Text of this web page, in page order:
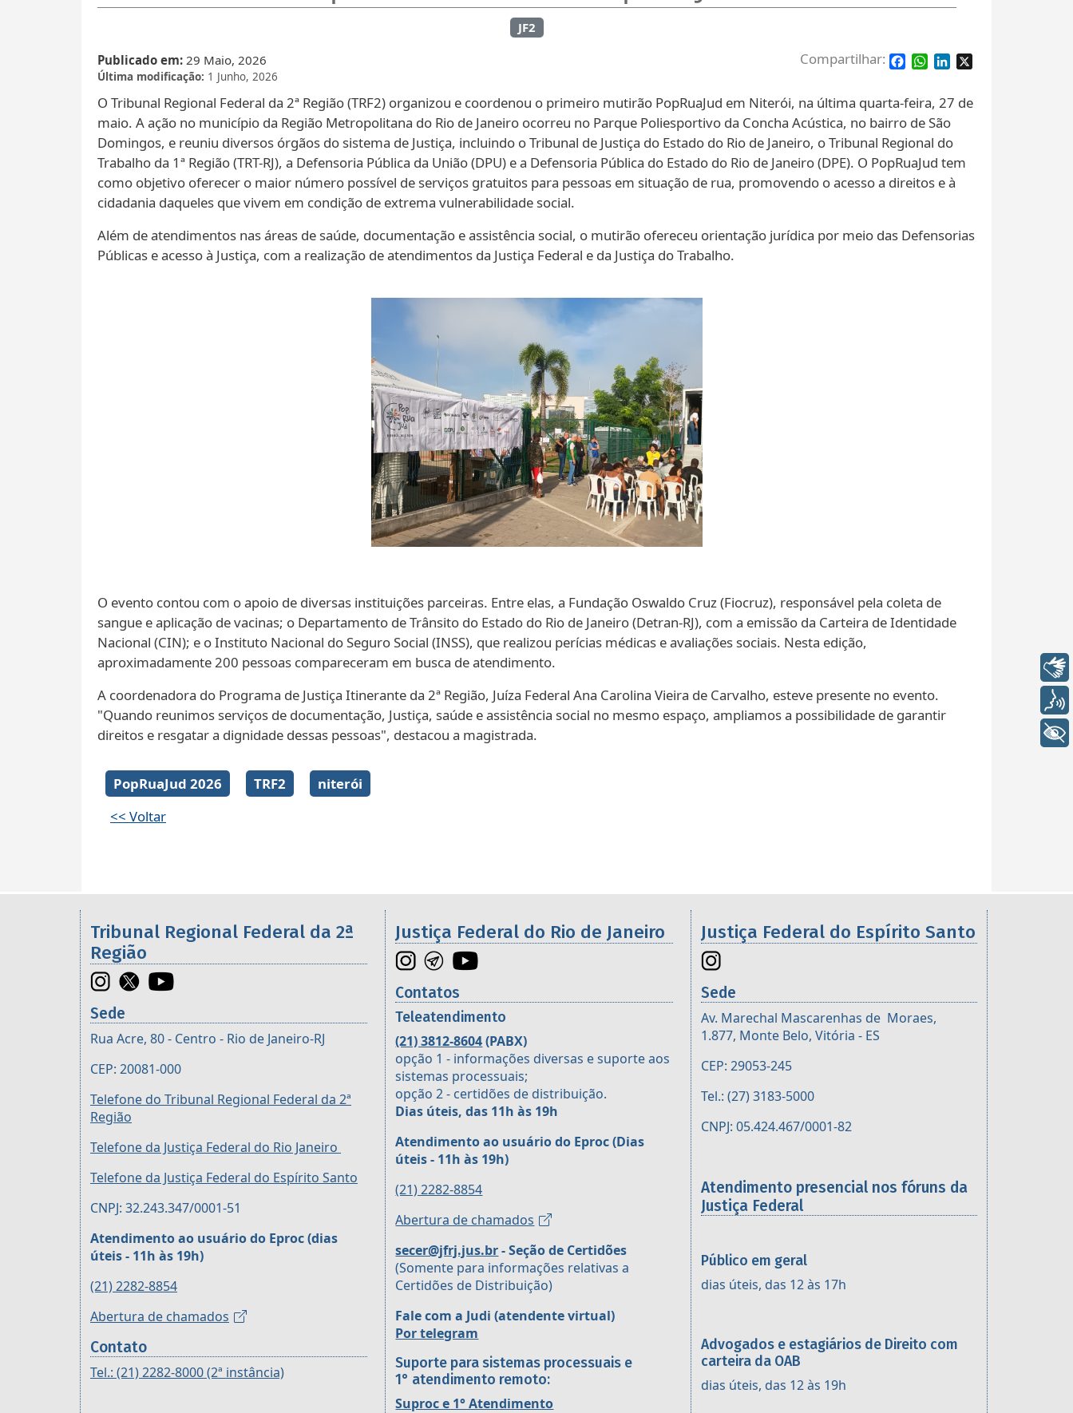
JF2
Publicado em 29 Maio, 2026
Última modificação 1 Junho, 2026
Facebook
WhatsApp
LinkedIn
O Tribunal Regional Federal da 2ª Região (TRF2) organizou e coordenou o primeiro mutirão PopRuaJud em Niterói, na última quarta-feira, 27 de
maio. A ação no município da Região Metropolitana do Rio de Janeiro ocorreu no Parque Poliesportivo da Concha Acústica, no bairro de São
Domingos, e reuniu diversos órgãos do sistema de Justiça, incluindo o Tribunal de Justiça do Estado do Rio de Janeiro, o Tribunal Regional do
Trabalho da 1ª Região (TRT-RJ), a Defensoria Pública da União (DPU) e a Defensoria Pública do Estado do Rio de Janeiro (DPE). O PopRuaJud tem
como objetivo oferecer o maior número possível de serviços gratuitos para pessoas em situação de rua, promovendo o acesso a direitos e à
cidadania daqueles que vivem em condição de extrema vulnerabilidade social.
Além de atendimentos nas áreas de saúde, documentação e assistência social, o mutirão ofereceu orientação jurídica por meio das Defensorias
Públicas e acesso à Justiça, com a realização de atendimentos da Justiça Federal e da Justiça do Trabalho.
O evento contou com o apoio de diversas instituições parceiras. Entre elas, a Fundação Oswaldo Cruz (Fiocruz), responsável pela coleta de
sangue e aplicação de vacinas; o Departamento de Trânsito do Estado do Rio de Janeiro (Detran-RJ), com a emissão da Carteira de Identidade
Nacional (CIN); e o Instituto Nacional do Seguro Social (INSS), que realizou perícias médicas e avaliações sociais. Nesta edição,
aproximadamente 200 pessoas compareceram em busca de atendimento.
A coordenadora do Programa de Justiça Itinerante da 2ª Região, Juíza Federal Ana Carolina Vieira de Carvalho, esteve presente no evento.
"Quando reunimos serviços de documentação, Justiça, saúde e assistência social no mesmo espaço, ampliamos a possibilidade de garantir
direitos e resgatar a dignidade dessas pessoas", destacou a magistrada.
PopRuaJud 2026
TRF2
niterói
<< Voltar
Informações úteis sobre os órgãos da 2ª Região
Tribunal Regional Federal da 2ª
Região
Sede
Rua Acre, 80 - Centro - Rio de Janeiro-RJ
CEP: 20081-000
Telefone do Tribunal Regional Federal da 2ª
Região
Telefone da Justiça Federal do Rio Janeiro
Telefone da Justiça Federal do Espírito Santo
CNPJ: 32.243.347/0001-51
Atendimento ao usuário do Eproc (dias
úteis - 11h às 19h)
(21) 2282-8854
Abertura de chamados
Contato
Tel.: (21) 2282-8000 (2ª instância)
Justiça Federal do Rio de Janeiro
Contatos
Teleatendimento
(21) 3812-8604(PABX)
opção 1 - informações diversas e suporte aos
sistemas processuais;
opção 2 - certidões de distribuição.
Dias úteis, das 11h às 19h
Atendimento ao usuário do Eproc (Dias
úteis - 11h às 19h)
(21) 2282-8854
Abertura de chamados
secer@jfrj.jus.br- Seção de Certidões
(Somente para informações relativas a
Certidões de Distribuição)
Fale com a Judi (atendente virtual)
Por telegram
Suporte para sistemas processuais e
1° atendimento remoto:
Suproc e 1° Atendimento
Justiça Federal do Espírito Santo
Sede
Av. Marechal Mascarenhas de Moraes,
1.877, Monte Belo, Vitória - ES
CEP: 29053-245
Tel.: (27) 3183-5000
CNPJ: 05.424.467/0001-82
Atendimento presencial nos fóruns da
Justiça Federal
Público em geral
dias úteis, das 12 às 17h
Advogados e estagiários de Direito com
carteira da OAB
dias úteis, das 12 às 19h